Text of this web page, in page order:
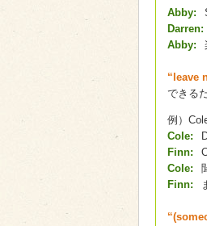
Abby:
Darren:
Abby:
“leave
できる
例）
Cole:
Finn:
Cole:
Finn: